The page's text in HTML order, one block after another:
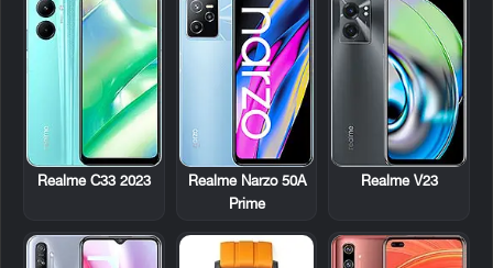
Realme V23
Realme Narzo 50A
Prime
Realme C33 2023